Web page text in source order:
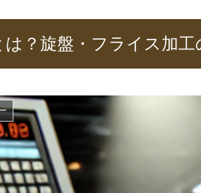
は？旋盤・フライス加工